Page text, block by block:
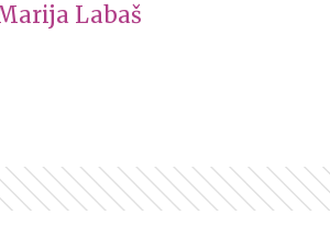
Labaš